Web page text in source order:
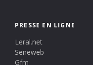
PRESSE EN LIGNE
Leral.net
Seneweb
Gfm